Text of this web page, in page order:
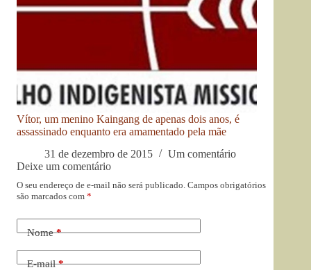
Vítor, um menino Kaingang de apenas dois anos, é
assassinado enquanto era amamentado pela mãe
31 de dezembro de 2015
Um comentário
Deixe um comentário
O seu endereço de e-mail não será publicado. Campos obrigatórios
são marcados com *
Nome*
E-mail*